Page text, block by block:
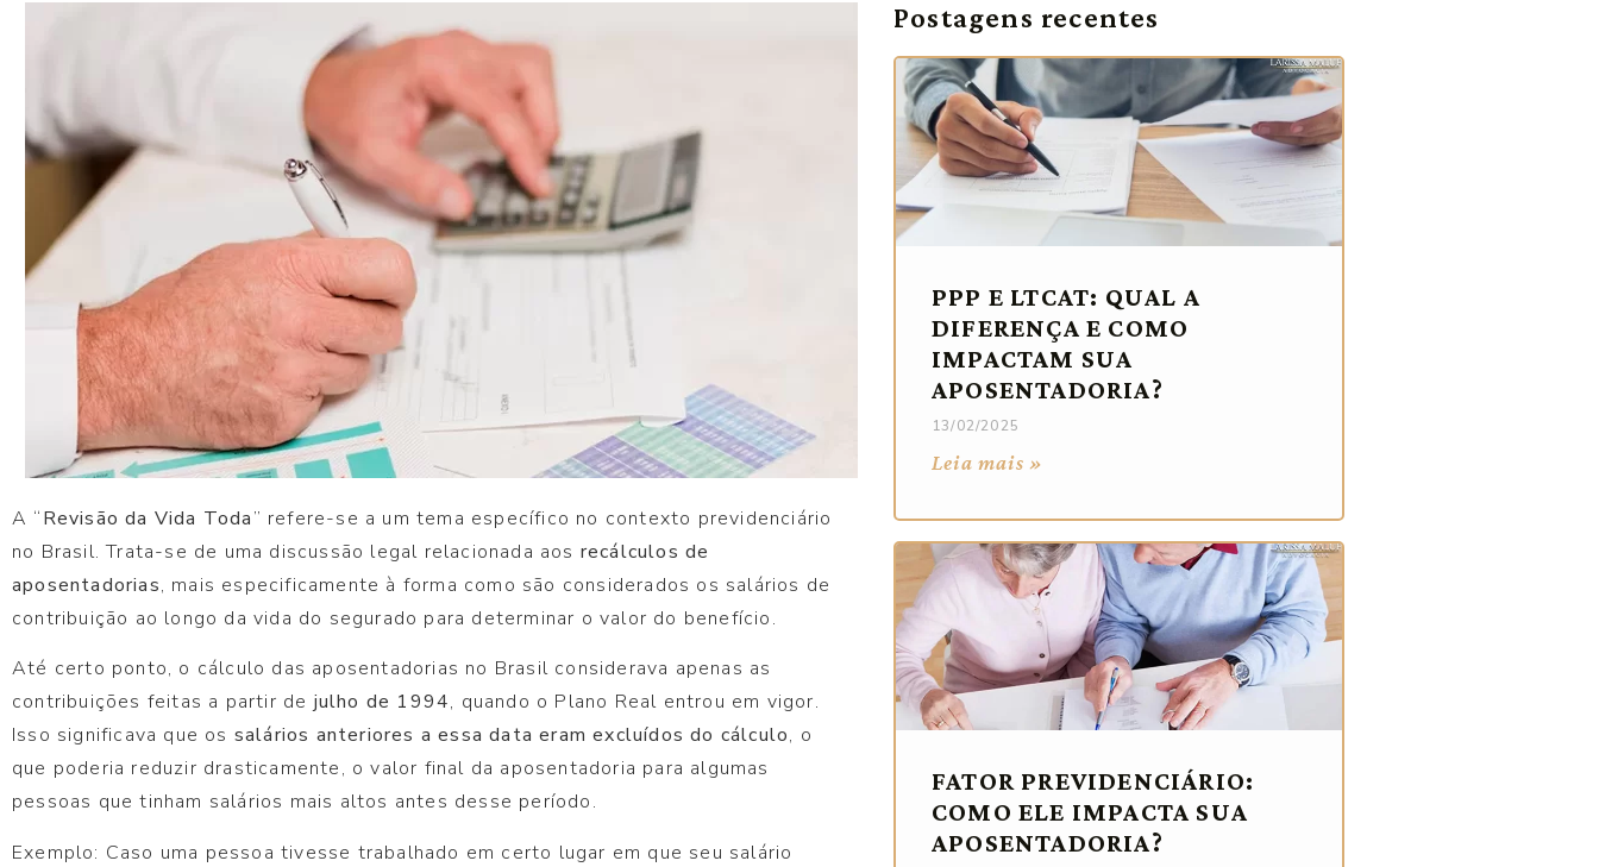
A “Revisão da Vida Toda” refere-se a um tema específico no contexto previdenciário
no Brasil. Trata-se de uma discussão legal relacionada aos recálculos de
aposentadorias, mais especificamente à forma como são considerados os salários de
contribuição ao longo da vida do segurado para determinar o valor do benefício.
Até certo ponto, o cálculo das aposentadorias no Brasil considerava apenas as
contribuições feitas a partir de julho de 1994, quando o Plano Real entrou em vigor.
Isso significava que os salários anteriores a essa data eram excluídos do cálculo, o
que poderia reduzir drasticamente, o valor final da aposentadoria para algumas
pessoas que tinham salários mais altos antes desse período.
Exemplo: Caso uma pessoa tivesse trabalhado em certo lugar em que seu salário
Postagens recentes
PPP E LTCAT: QUAL A
DIFERENÇA E COMO
IMPACTAM SUA
APOSENTADORIA?
13/02/2025
Leia mais »
FATOR PREVIDENCIÁRIO:
COMO ELE IMPACTA SUA
APOSENTADORIA?